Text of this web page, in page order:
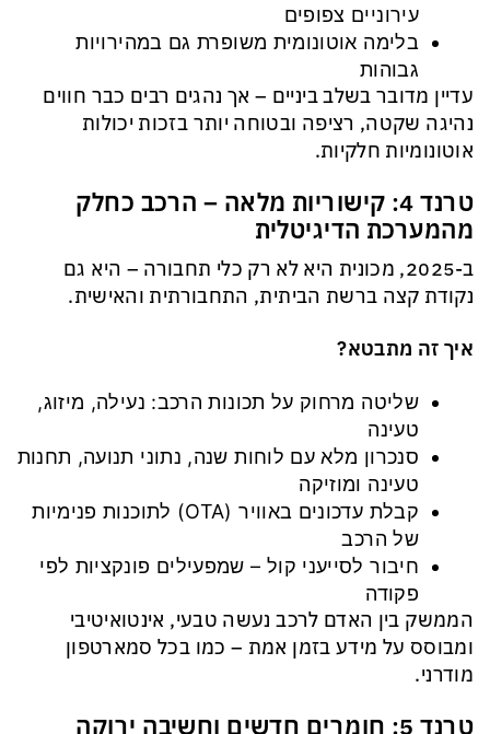
עירוניים צפופים
בלימה אוטונומית משופרת גם במהירויות
גבוהות
עדיין מדובר בשלב ביניים – אך נהגים רבים כבר חווים
נהיגה שקטה, רציפה ובטוחה יותר בזכות יכולות
אוטונומיות חלקיות.
טרנד 4: קישוריות מלאה – הרכב כחלק
מהמערכת הדיגיטלית
ב-2025, מכונית היא לא רק כלי תחבורה – היא גם
נקודת קצה ברשת הביתית, התחבורתית והאישית.
איך זה מתבטא?
שליטה מרחוק על תכונות הרכב: נעילה, מיזוג,
טעינה
סנכרון מלא עם לוחות שנה, נתוני תנועה, תחנות
טעינה ומוזיקה
קבלת עדכונים באוויר (OTA) לתוכנות פנימיות
של הרכב
חיבור לסייעני קול – שמפעילים פונקציות לפי
פקודה
הממשק בין האדם לרכב נעשה טבעי, אינטואיטיבי
ומבוסס על מידע בזמן אמת – כמו בכל סמארטפון
מודרני.
טרנד 5: חומרים חדשים וחשיבה ירוקה